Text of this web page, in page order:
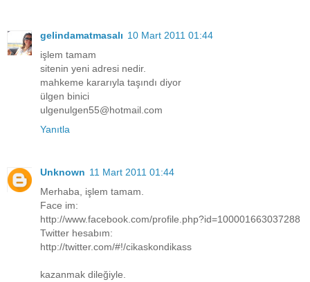
gelindamatmasalı 10 Mart 2011 01:44
işlem tamam
sitenin yeni adresi nedir.
mahkeme kararıyla taşındı diyor
ülgen binici
ulgenulgen55@hotmail.com
Yanıtla
Unknown 11 Mart 2011 01:44
Merhaba, işlem tamam.
Face im:
http://www.facebook.com/profile.php?id=100001663037288
Twitter hesabım:
http://twitter.com/#!/cikaskondikass
kazanmak dileğiyle.